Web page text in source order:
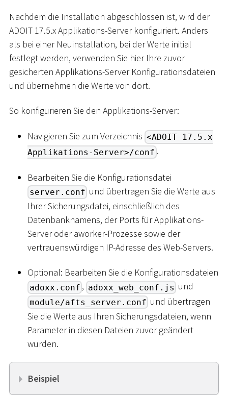
Nachdem die Installation abgeschlossen ist, wird der
ADOIT 17.5.x Applikations-Server konfiguriert. Anders
als bei einer Neuinstallation, bei der Werte initial
festlegt werden, verwenden Sie hier Ihre zuvor
gesicherten Applikations-Server Konfigurationsdateien
und übernehmen die Werte von dort.
So konfigurieren Sie den Applikations-Server:
Navigieren Sie zum Verzeichnis <ADOIT 17.5.x
Applikations-Server>/conf .
Bearbeiten Sie die Konfigurationsdatei
server.conf und übertragen Sie die Werte aus
Ihrer Sicherungsdatei, einschließlich des
Datenbanknamens, der Ports für Applikations-
Server oder aworker-Prozesse sowie der
vertrauenswürdigen IP-Adresse des Web-Servers.
Optional: Bearbeiten Sie die Konfigurationsdateien
adoxx.conf , adoxx_web_conf.js und
module/afts_server.conf und übertragen
Sie die Werte aus Ihren Sicherungsdateien, wenn
Parameter in diesen Dateien zuvor geändert
wurden.
Beispiel